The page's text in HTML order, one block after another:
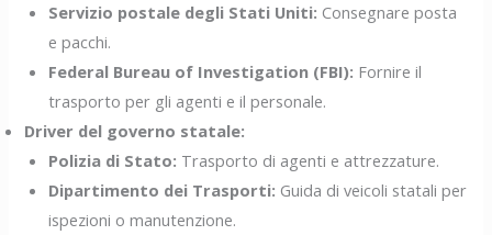
Servizio postale degli Stati Uniti: Consegnare posta
e pacchi.
Federal Bureau of Investigation (FBI): Fornire il
trasporto per gli agenti e il personale.
Driver del governo statale:
Polizia di Stato: Trasporto di agenti e attrezzature.
Dipartimento dei Trasporti: Guida di veicoli statali per
ispezioni o manutenzione.